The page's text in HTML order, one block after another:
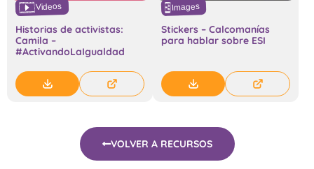
Videos
Historias de activistas:
Camila –
#ActivandoLaIgualdad
Images
Stickers – Calcomanías
para hablar sobre ESI
VOLVER A RECURSOS